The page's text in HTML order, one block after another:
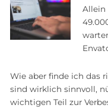
Allein
Wie aber finde ich das
sind wirklich sinnvoll,
wichtigen Teil zur